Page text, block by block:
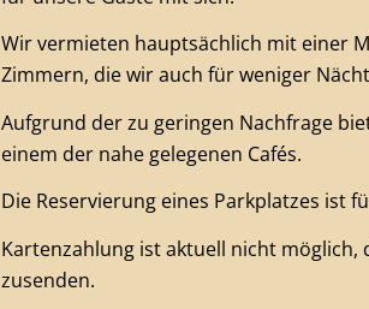
Wir vermieten hauptsächlich mit einer
Zimmern, die wir auch für weniger
Aufgrund der zu geringen Nachfrage
einem der nahe gelegenen Cafés.
Die Reservierung eines Parkplatzes ist
Kartenzahlung ist aktuell nicht
zusenden.